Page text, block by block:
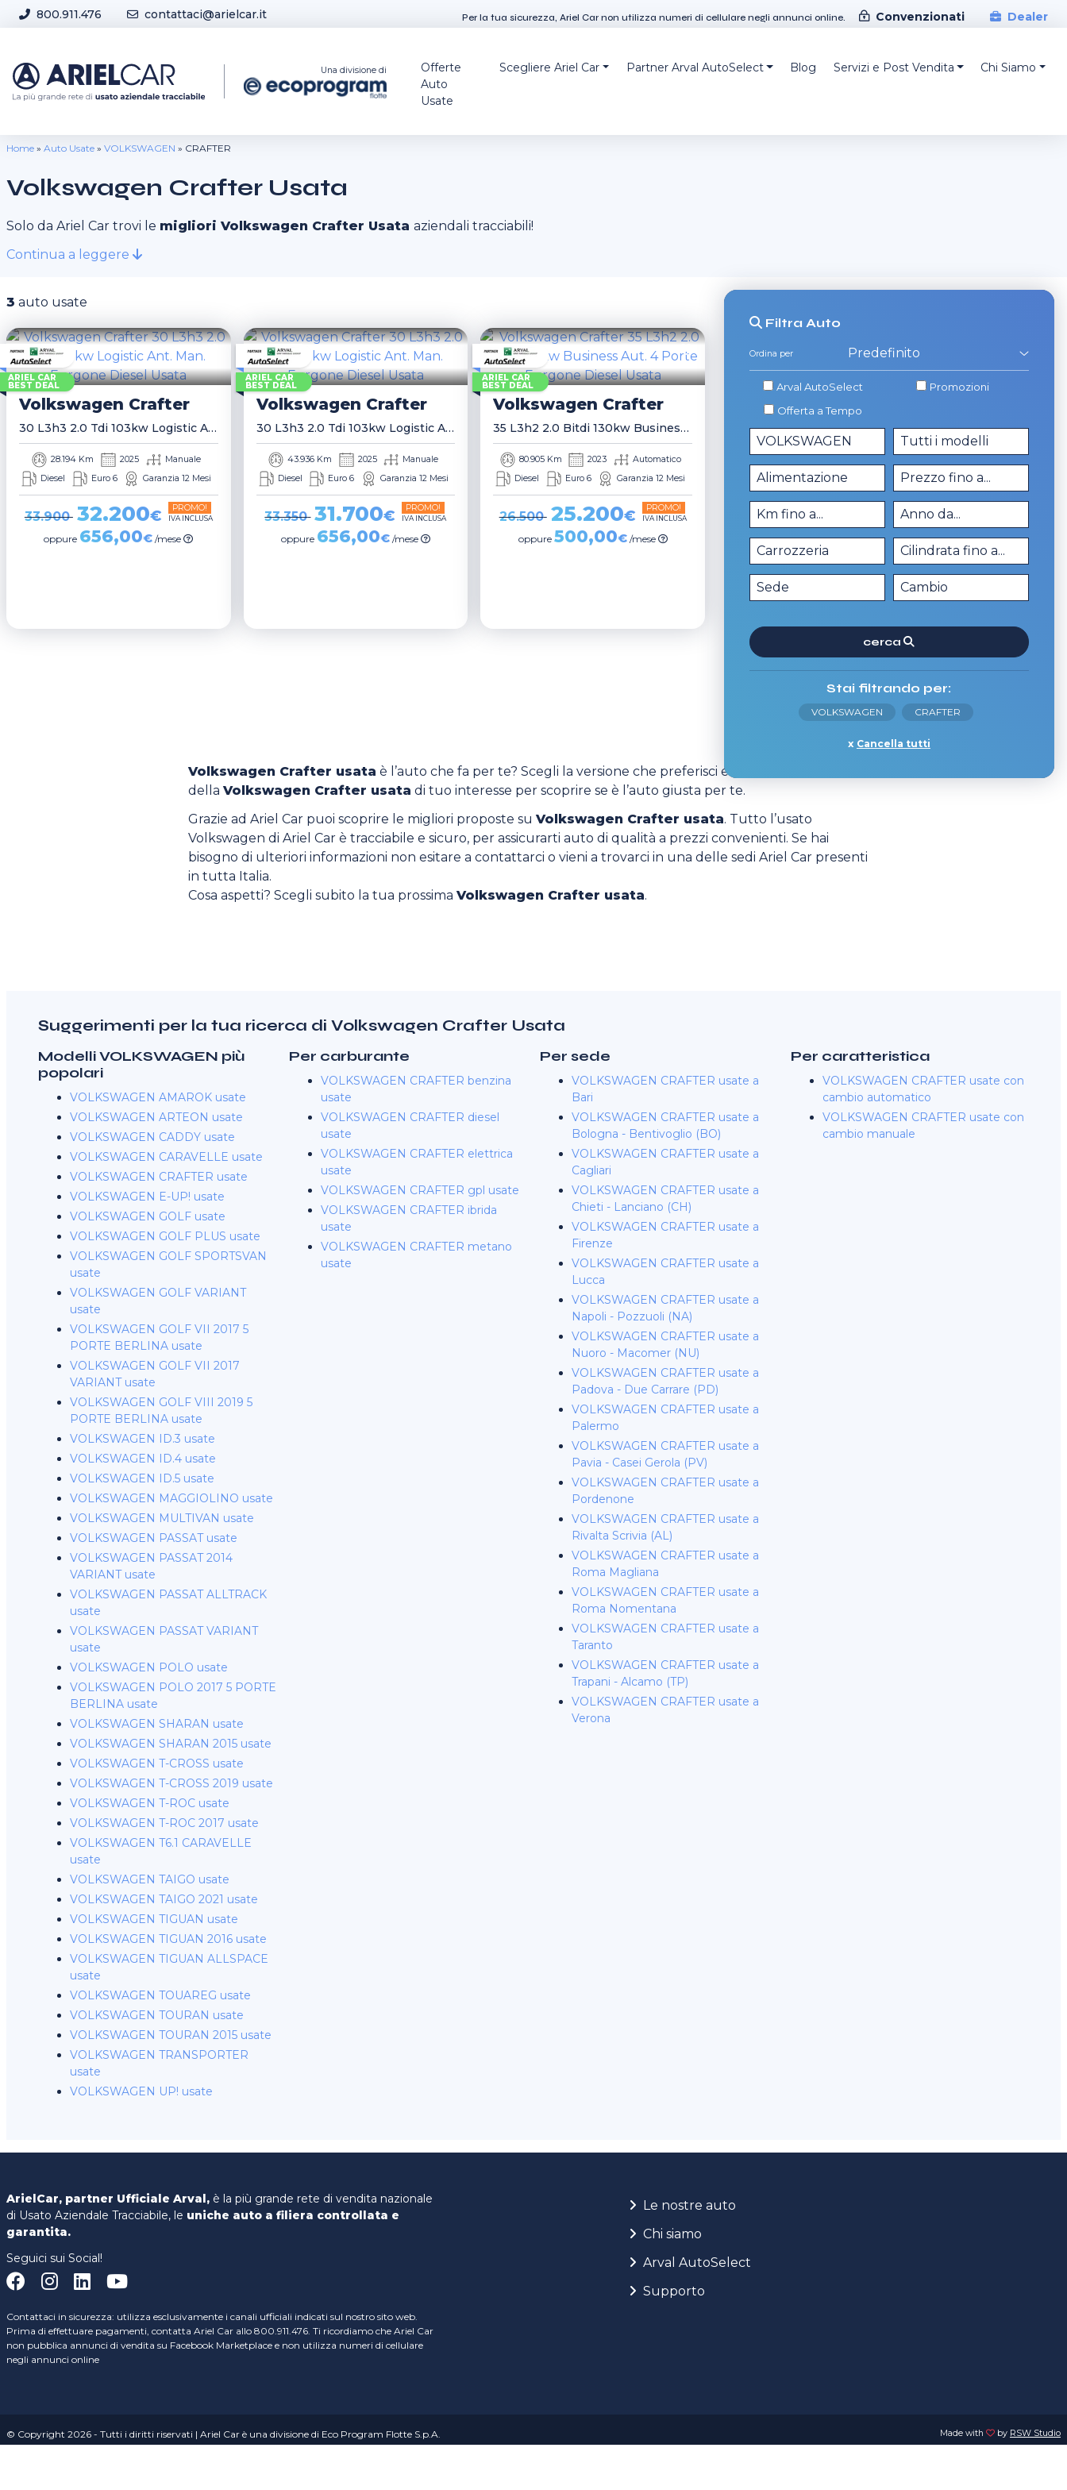
Skip to content
800.911.476
contattaci@arielcar.it
Per la tua sicurezza, Ariel Car non utilizza numeri di cellulare negli annunci online. Convenzionati Dealer
Una divisione di
Offerte
Auto
Usate
Scegliere Ariel Car Partner Arval AutoSelect Blog Servizi e Post Vendita Chi Siamo
Home » Auto Usate » VOLKSWAGEN » CRAFTER
Volkswagen Crafter Usata
Solo da Ariel Car trovi le migliori Volkswagen Crafter Usata aziendali tracciabili!
Continua a leggere
3 auto usate
ARIEL CAR
BEST DEAL
Volkswagen Crafter
30 L3h3 2.0 Tdi 103kw Logistic Ant. Man. Furgone
28.194 Km 2025
Manuale
Diesel
Euro 6 Garanzia 12 Mesi
33.900 32.200€ PROMO!
IVA INCLUSA
oppure 656,00€ /mese
ARIEL CAR
BEST DEAL
Volkswagen Crafter
30 L3h3 2.0 Tdi 103kw Logistic Ant. Man. Furgone
43.936 Km 2025
Manuale
Diesel
Euro 6 Garanzia 12 Mesi
33.350 31.700€ PROMO!
IVA INCLUSA
oppure 656,00€ /mese
ARIEL CAR
BEST DEAL
Volkswagen Crafter
35 L3h2 2.0 Bitdi 130kw Business Aut. 4 Porte Furgone
80.905 Km 2023
Automatico
Diesel
Euro 6 Garanzia 12 Mesi
26.500 25.200€ PROMO!
IVA INCLUSA
oppure 500,00€ /mese
Filtra Auto
Ordina per
Arval AutoSelect
Promozioni
Offerta a Tempo
cerca
Stai filtrando per:
VOLKSWAGEN CRAFTER
Cancella tutti
Volkswagen Crafter usata è l’auto che fa per te? Scegli la versione che preferisci e scopri tutti i dettagli
dellaVolkswagen Crafter usata di tuo interesse per scoprire se è l’auto giusta per te.
Grazie ad Ariel Car puoi scoprire le migliori proposte suVolkswagen Crafter usata. Tutto l’usato
Volkswagen di Ariel Car è tracciabile e sicuro, per assicurarti auto di qualità a prezzi convenienti. Se hai
bisogno di ulteriori informazioni non esitare a contattarci o vieni a trovarci in una delle sedi Ariel Car presenti
in tutta Italia.
Cosa aspetti? Scegli subito la tua prossimaVolkswagen Crafter usata.
Suggerimenti per la tua ricerca di Volkswagen Crafter Usata
Modelli VOLKSWAGEN più
popolari
VOLKSWAGEN AMAROK usate
VOLKSWAGEN ARTEON usate
VOLKSWAGEN CADDY usate
VOLKSWAGEN CARAVELLE usate
VOLKSWAGEN CRAFTER usate
VOLKSWAGEN E-UP! usate
VOLKSWAGEN GOLF usate
VOLKSWAGEN GOLF PLUS usate
VOLKSWAGEN GOLF SPORTSVAN
usate
VOLKSWAGEN GOLF VARIANT
usate
VOLKSWAGEN GOLF VII 2017 5
PORTE BERLINA usate
VOLKSWAGEN GOLF VII 2017
VARIANT usate
VOLKSWAGEN GOLF VIII 2019 5
PORTE BERLINA usate
VOLKSWAGEN ID.3 usate
VOLKSWAGEN ID.4 usate
VOLKSWAGEN ID.5 usate
VOLKSWAGEN MAGGIOLINO usate
VOLKSWAGEN MULTIVAN usate
VOLKSWAGEN PASSAT usate
VOLKSWAGEN PASSAT 2014
VARIANT usate
VOLKSWAGEN PASSAT ALLTRACK
usate
VOLKSWAGEN PASSAT VARIANT
usate
VOLKSWAGEN POLO usate
VOLKSWAGEN POLO 2017 5 PORTE
BERLINA usate
VOLKSWAGEN SHARAN usate
VOLKSWAGEN SHARAN 2015 usate
VOLKSWAGEN T-CROSS usate
VOLKSWAGEN T-CROSS 2019 usate
VOLKSWAGEN T-ROC usate
VOLKSWAGEN T-ROC 2017 usate
VOLKSWAGEN T6.1 CARAVELLE
usate
VOLKSWAGEN TAIGO usate
VOLKSWAGEN TAIGO 2021 usate
VOLKSWAGEN TIGUAN usate
VOLKSWAGEN TIGUAN 2016 usate
VOLKSWAGEN TIGUAN ALLSPACE
usate
VOLKSWAGEN TOUAREG usate
VOLKSWAGEN TOURAN usate
VOLKSWAGEN TOURAN 2015 usate
VOLKSWAGEN TRANSPORTER
usate
VOLKSWAGEN UP! usate
Per carburante
VOLKSWAGEN CRAFTER benzina
usate
VOLKSWAGEN CRAFTER diesel
usate
VOLKSWAGEN CRAFTER elettrica
usate
VOLKSWAGEN CRAFTER gpl usate
VOLKSWAGEN CRAFTER ibrida
usate
VOLKSWAGEN CRAFTER metano
usate
Per sede
VOLKSWAGEN CRAFTER usate a
Bari
VOLKSWAGEN CRAFTER usate a
Bologna - Bentivoglio (BO)
VOLKSWAGEN CRAFTER usate a
Cagliari
VOLKSWAGEN CRAFTER usate a
Chieti - Lanciano (CH)
VOLKSWAGEN CRAFTER usate a
Firenze
VOLKSWAGEN CRAFTER usate a
Lucca
VOLKSWAGEN CRAFTER usate a
Napoli - Pozzuoli (NA)
VOLKSWAGEN CRAFTER usate a
Nuoro - Macomer (NU)
VOLKSWAGEN CRAFTER usate a
Padova - Due Carrare (PD)
VOLKSWAGEN CRAFTER usate a
Palermo
VOLKSWAGEN CRAFTER usate a
Pavia - Casei Gerola (PV)
VOLKSWAGEN CRAFTER usate a
Pordenone
VOLKSWAGEN CRAFTER usate a
Rivalta Scrivia (AL)
VOLKSWAGEN CRAFTER usate a
Roma Magliana
VOLKSWAGEN CRAFTER usate a
Roma Nomentana
VOLKSWAGEN CRAFTER usate a
Taranto
VOLKSWAGEN CRAFTER usate a
Trapani - Alcamo (TP)
VOLKSWAGEN CRAFTER usate a
Verona
Per caratteristica
VOLKSWAGEN CRAFTER usate con
cambio automatico
VOLKSWAGEN CRAFTER usate con
cambio manuale
ArielCar, partner Ufficiale Arval, è la più grande rete di vendita nazionale
di Usato Aziendale Tracciabile, le uniche auto a filiera controllata e
garantita.
Seguici sui Social!
Contattaci in sicurezza: utilizza esclusivamente i canali ufficiali indicati sul nostro sito web.
Prima di effettuare pagamenti, contatta Ariel Car allo 800.911.476. Ti ricordiamo che Ariel Car
non pubblica annunci di vendita su Facebook Marketplace e non utilizza numeri di cellulare
negli annunci online
Le nostre auto
Chi siamo
Arval AutoSelect
Supporto
© Copyright 2026 - Tutti i diritti riservati | Ariel Car è una divisione di Eco Program Flotte S.p.A.
Sede Operativa: S.P. 206 Voghera-Novara, Km 0,55 – 27050 Casei Gerola (PV) | Sede legale Strada Savonesa 13 – 15057 Tortona (AL) | REA: AL – 247957 - C.F. e P.IVA
Made with by RSW Studio